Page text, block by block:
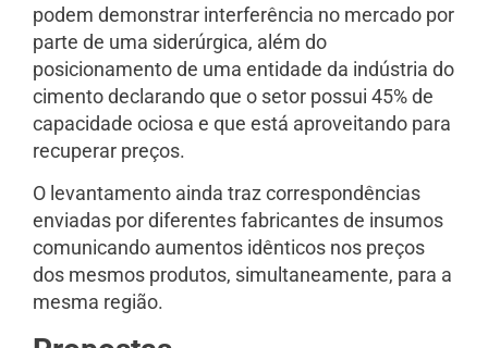
podem demonstrar interferência no mercado por
parte de uma siderúrgica, além do
posicionamento de uma entidade da indústria do
cimento declarando que o setor possui 45% de
capacidade ociosa e que está aproveitando para
recuperar preços.
O levantamento ainda traz correspondências
enviadas por diferentes fabricantes de insumos
comunicando aumentos idênticos nos preços
dos mesmos produtos, simultaneamente, para a
mesma região.